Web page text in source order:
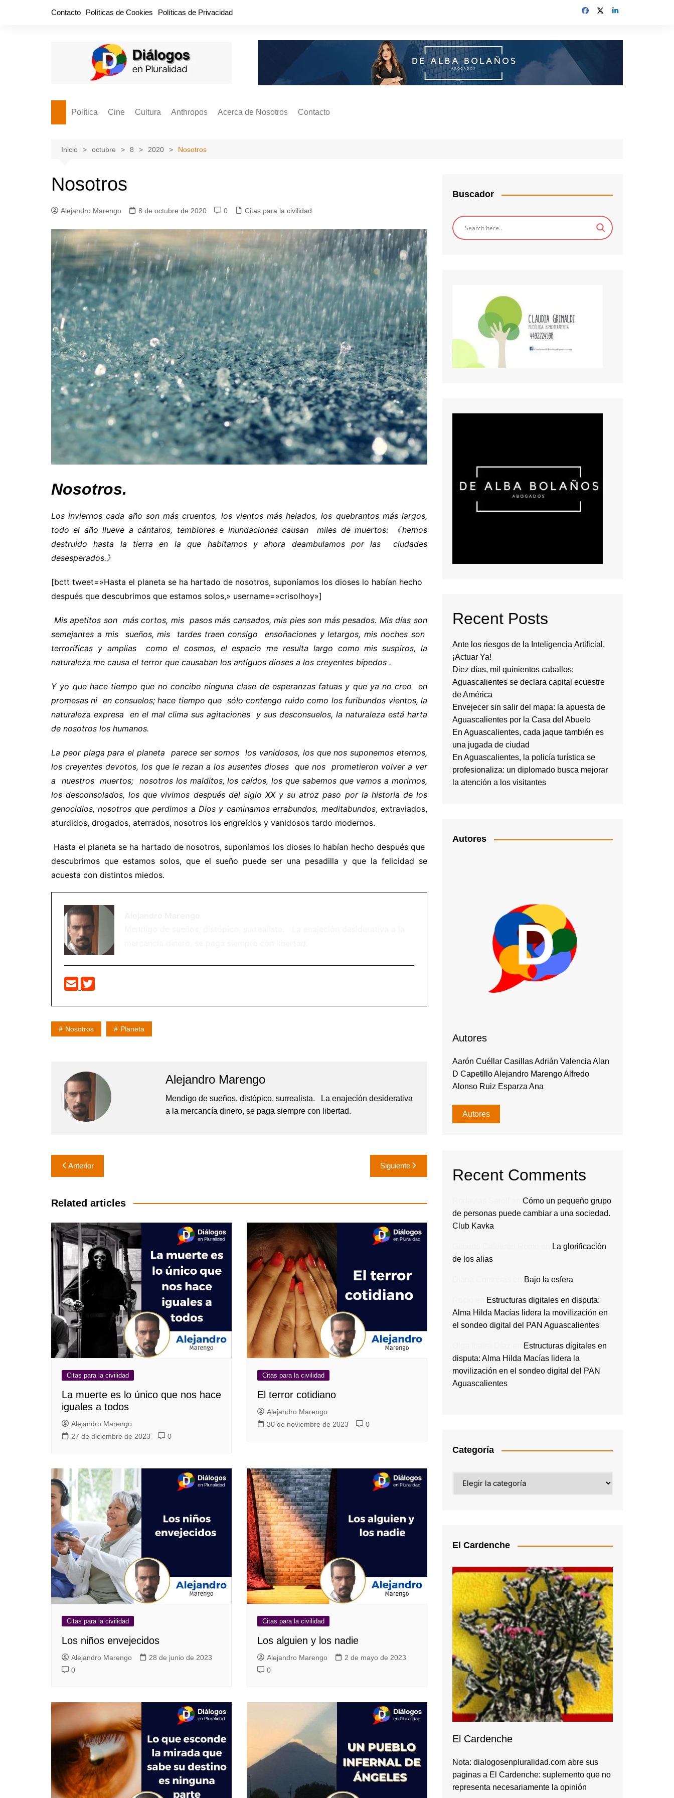
Contacto Políticas de Cookies Políticas de Privacidad
Política
Cabos Sueltos
Disruptor
El Cardenche
Guerra de Encuestas
Línea Dura
Sin rodeos
Valor Público
Cine
FILMOGRAFÍAS
Cultura
Crónica
Música
Poesía
Anthropos
Hemeródromo
La vida Breve
Líderes inspiradores
Pedagogía Jurídica
REFLEXIONES
Tilde y tinta
Ya regresé
Acerca de Nosotros Contacto
Inicio octubre 8 2020 Nosotros
Nosotros
Alejandro Marengo 8 de octubre de 2020 0 Citas para la civilidad
Nosotros.
Los inviernos cada año son más cruentos, los vientos más helados, los quebrantos más largos,
todo el año llueve a cántaros, temblores e inundaciones causan miles de muertos: 《hemos
destruido hasta la tierra en la que habitamos y ahora deambulamos por las ciudades
desesperados.》
[bctt tweet=»Hasta el planeta se ha hartado de nosotros, suponíamos los dioses lo habían hecho
después que descubrimos que estamos solos,» username=»crisolhoy»]
Mis apetitos son más cortos, mis pasos más cansados, mis pies son más pesados. Mis días son
semejantes a mis sueños, mis tardes traen consigo ensoñaciones y letargos, mis noches son
terroríficas y amplias como el cosmos, el espacio me resulta largo como mis suspiros, la
naturaleza me causa el terror que causaban los antiguos dioses a los creyentes bípedos .
Y yo que hace tiempo que no concibo ninguna clase de esperanzas fatuas y que ya no creo en
promesas ni en consuelos; hace tiempo que sólo contengo ruido como los furibundos vientos, la
naturaleza expresa en el mal clima sus agitaciones y sus desconsuelos, la naturaleza está harta
de nosotros los humanos.
La peor plaga para el planeta parece ser somos los vanidosos, los que nos suponemos eternos,
los creyentes devotos, los que le rezan a los ausentes dioses que nos prometieron volver a ver
a nuestros muertos; nosotros los malditos, los caídos, los que sabemos que vamos a morirnos,
los desconsolados, los que vivimos después del siglo XX y su atroz paso por la historia de los
genocidios, nosotros que perdimos a Dios y caminamos errabundos, meditabundos, extraviados,
aturdidos, drogados, aterrados, nosotros los engreídos y vanidosos tardo modernos.
Hasta el planeta se ha hartado de nosotros, suponíamos los dioses lo habían hecho después que
descubrimos que estamos solos, que el sueño puede ser una pesadilla y que la felicidad se
acuesta con distintos miedos.
Nosotros Planeta
Alejandro Marengo
Mendigo de sueños, distópico, surrealista. La enajeción desiderativa
a la mercancía dinero, se paga siempre con libertad.
Navegación
de
entradas
Anterior Siguiente
Related articles
Citas para la civilidad
La muerte es lo único que nos hace
iguales a todos
Alejandro Marengo
27 de diciembre de 2023
0
Citas para la civilidad
El terror cotidiano
Alejandro Marengo
30 de noviembre de 2023
0
Citas para la civilidad
Los niños envejecidos
Alejandro Marengo
28 de junio de 2023
0
Citas para la civilidad
Los alguien y los nadie
Alejandro Marengo
2 de mayo de 2023
0
Buscador
Recent Posts
Ante los riesgos de la Inteligencia Artificial,
¡Actuar Ya!
Diez días, mil quinientos caballos:
Aguascalientes se declara capital ecuestre
de América
Envejecer sin salir del mapa: la apuesta de
Aguascalientes por la Casa del Abuelo
En Aguascalientes, cada jaque también es
una jugada de ciudad
En Aguascalientes, la policía turística se
profesionaliza: un diplomado busca mejorar
la atención a los visitantes
Autores
Autores
Aarón Cuéllar Casillas Adrián Valencia Alan
D Capetillo Alejandro Marengo Alfredo
Alonso Ruiz Esparza Ana
Autores
Recent Comments
Cómo un pequeño grupo
de personas puede cambiar a una sociedad.
Club Kavka
La glorificación
de los alias
Bajo la esfera
Estructuras digitales en disputa:
Alma Hilda Macías lidera la movilización en
el sondeo digital del PAN Aguascalientes
Estructuras digitales en
disputa: Alma Hilda Macías lidera la
movilización en el sondeo digital del PAN
Aguascalientes
Categoría
El Cardenche
El Cardenche
Nota: dialogosenpluralidad.com abre sus
paginas a El Cardenche: suplemento que no
representa necesariamente la opinión